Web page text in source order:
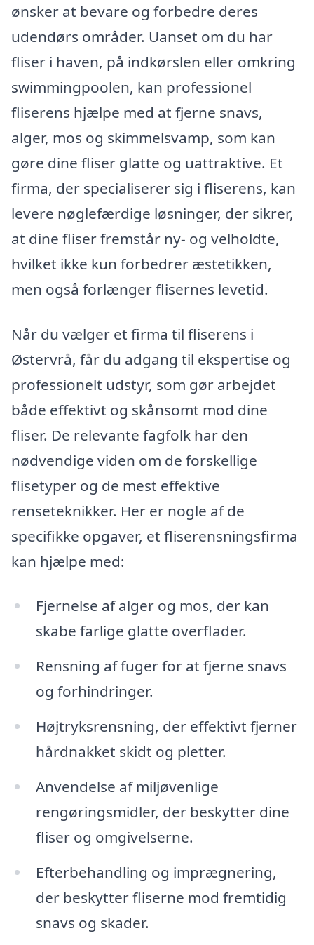
ønsker at bevare og forbedre deres
udendørs områder. Uanset om du har
fliser i haven, på indkørslen eller omkring
swimmingpoolen, kan professionel
fliserens hjælpe med at fjerne snavs,
alger, mos og skimmelsvamp, som kan
gøre dine fliser glatte og uattraktive. Et
firma, der specialiserer sig i fliserens, kan
levere nøglefærdige løsninger, der sikrer,
at dine fliser fremstår ny- og velholdte,
hvilket ikke kun forbedrer æstetikken,
men også forlænger flisernes levetid.
Når du vælger et firma til fliserens i
Østervrå, får du adgang til ekspertise og
professionelt udstyr, som gør arbejdet
både effektivt og skånsomt mod dine
fliser. De relevante fagfolk har den
nødvendige viden om de forskellige
flisetyper og de mest effektive
renseteknikker. Her er nogle af de
specifikke opgaver, et fliserensningsfirma
kan hjælpe med:
Fjernelse af alger og mos, der kan
skabe farlige glatte overflader.
Rensning af fuger for at fjerne snavs
og forhindringer.
Højtryksrensning, der effektivt fjerner
hårdnakket skidt og pletter.
Anvendelse af miljøvenlige
rengøringsmidler, der beskytter dine
fliser og omgivelserne.
Efterbehandling og imprægnering,
der beskytter fliserne mod fremtidig
snavs og skader.